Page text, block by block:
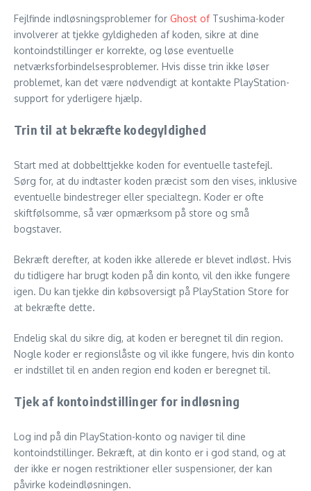
Fejlfinde indløsningsproblemer for Ghost ofTsushima-koder
involverer at tjekke gyldigheden af koden, sikre at dine
kontoindstillinger er korrekte, og løse eventuelle
netværksforbindelsesproblemer. Hvis disse trin ikke løser
problemet, kan det være nødvendigt at kontakte PlayStation-
support for yderligere hjælp.
Trin til at bekræfte kodegyldighed
Start med at dobbelttjekke koden for eventuelle tastefejl.
Sørg for, at du indtaster koden præcist som den vises, inklusive
eventuelle bindestreger eller specialtegn. Koder er ofte
skiftfølsomme, så vær opmærksom på store og små
bogstaver.
Bekræft derefter, at koden ikke allerede er blevet indløst. Hvis
du tidligere har brugt koden på din konto, vil den ikke fungere
igen. Du kan tjekke din købsoversigt på PlayStation Store for
at bekræfte dette.
Endelig skal du sikre dig, at koden er beregnet til din region.
Nogle koder er regionslåste og vil ikke fungere, hvis din konto
er indstillet til en anden region end koden er beregnet til.
Tjek af kontoindstillinger for indløsning
Log ind på din PlayStation-konto og naviger til dine
kontoindstillinger. Bekræft, at din konto er i god stand, og at
der ikke er nogen restriktioner eller suspensioner, der kan
påvirke kodeindløsningen.